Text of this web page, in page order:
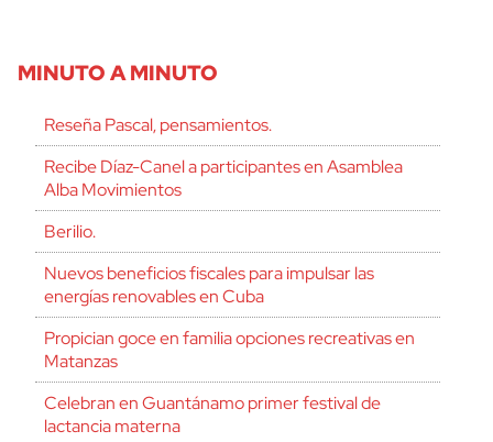
MINUTO A MINUTO
Reseña Pascal, pensamientos.
Recibe Díaz-Canel a participantes en Asamblea
Alba Movimientos
Berilio.
Nuevos beneficios fiscales para impulsar las
energías renovables en Cuba
Propician goce en familia opciones recreativas en
Matanzas
Celebran en Guantánamo primer festival de
lactancia materna